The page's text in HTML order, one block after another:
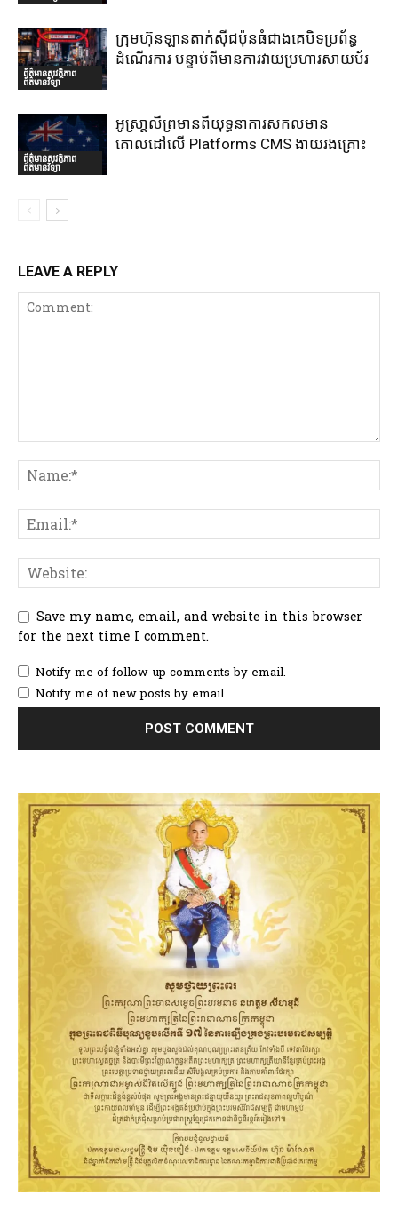
ព័ត៌មានសុវត្ថិភាព
ព័ត៌មានវិទ្យា
ក្រុមហ៊ុនឡានតាក់ស៊ីជប៉ុនធំជាងគេបិទប្រព័ន្ធ
ដំណើរការ បន្ទាប់ពីមានការវាយប្រហារសាយប័រ
ព័ត៌មានសុវត្ថិភាព
ព័ត៌មានវិទ្យា
អូស្រា្តលីព្រមានពីយុទ្ធនាការសកលមាន
គោលដៅលើ Platforms CMS ងាយរងគ្រោះ
LEAVE A REPLY
Save my name, email, and website in this browser
for the next time I comment.
Notify me of follow-up comments by email.
Notify me of new posts by email.